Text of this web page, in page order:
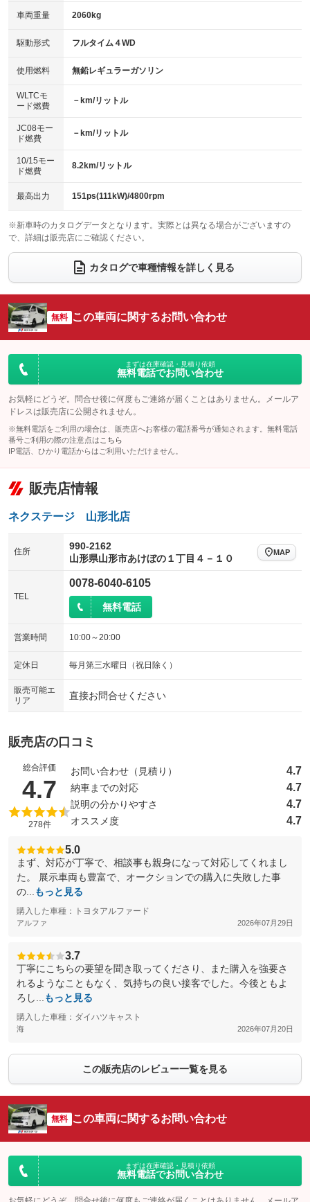
アイドリングストップ
：装備なし
USB入力端子
：装備なし
100V電源
：装備なし
センターデフロック
：装備なし
電動格納ミラー
：装備あり
HID(キセノンライト)
バックカメラ
エアロ
：装備なし
ローダウン
：装備なし
ベンチシート
：装備なし
チップアップシート
：装備なし
電動格納サードシート
：装備なし シートヒーター
：装備なし
ウォークスルー
電動リアゲート フロントカメラ
：装備なし
シートエアコン
：装備なし 全周囲カメラ
：装備なし
サイドカメラ
：装備なし ルーフレール
：装備なし
エアサスペンション ヘッドライトウォッシャー
車両重量 2060kg
駆動形式 フルタイム４WD
使用燃料 無鉛レギュラーガソリン
WLTCモ
ード燃費
－km/リットル
JC08モー
ド燃費
－km/リットル
10/15モー
ド燃費
8.2km/リットル
最高出力 151ps(111kW)/4800rpm
※新車時のカタログデータとなります。実際とは異なる場合がございますの
で、詳細は販売店にご確認ください。
カタログで車種情報を詳しく見る
無料 この車両に関するお問い合わせ
まずは在庫確認・見積り依頼
無料電話でお問い合わせ
お気軽にどうぞ。問合せ後に何度もご連絡が届くことはありません。メールア
ドレスは販売店に公開されません。
※無料電話をご利用の場合は、販売店へお客様の電話番号が通知されます。無料電話
番号ご利用の際の注意点は こちら
IP電話、ひかり電話からはご利用いただけません。
販売店情報
ネクステージ 山形北店
住所
990-2162
山形県山形市あけぼの１丁目４－１０
MAP
TEL
0078-6040-6105
無料電話
営業時間 10:00～20:00
定休日 毎月第三水曜日（祝日除く）
販売可能エ
リア
直接お問合せください
販売店の口コミ
総合評価
4.7 （5点満点中）
278件
お問い合わせ（見積り） 4.7
納車までの対応 4.7
説明の分かりやすさ 4.7
オススメ度 4.7
5.0
まず、対応が丁寧で、相談事も親身になって対応してくれまし
た。 展示車両も豊富で、オークションでの購入に失敗した事
の...
もっと見る
購入した車種：トヨタアルファード
アルファ 2026年07月29日
3.7
丁寧にこちらの要望を聞き取ってくださり、また購入を強要さ
れるようなこともなく、気持ちの良い接客でした。今後ともよ
ろし...
もっと見る
購入した車種：ダイハツキャスト
海 2026年07月20日
この販売店のレビュー一覧を見る
無料 この車両に関するお問い合わせ
まずは在庫確認・見積り依頼
無料電話でお問い合わせ